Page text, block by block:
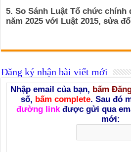
5. So Sánh Luật Tổ chức
năm 2025 với Luật 2015, sửa
Đăng ký nhận bài viết mới
Nhập email của bạn, bấm
số, bấm complete. Sau đó
đường linkđược gửi qua
mới: